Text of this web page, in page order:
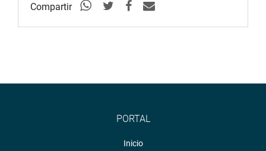
Compartir
PORTAL
Inicio